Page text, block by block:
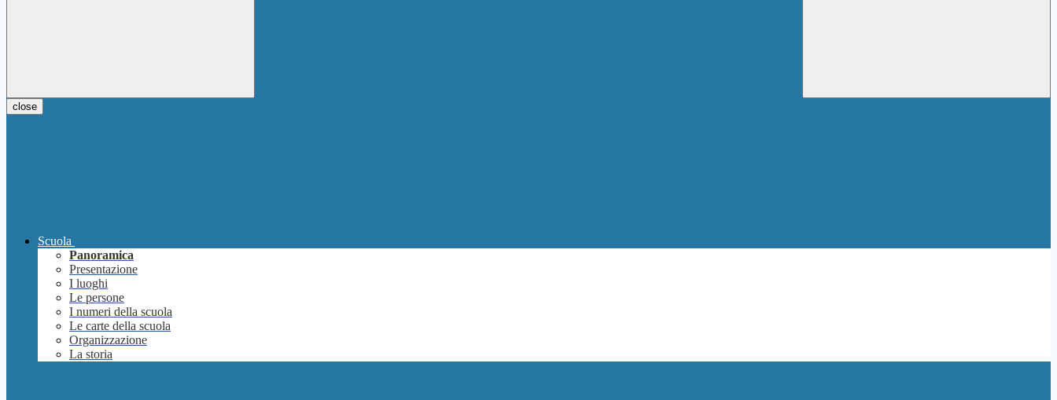
close
Scuola
Panoramica
Presentazione
I luoghi
Le persone
I numeri della scuola
Le carte della scuola
Organizzazione
La storia